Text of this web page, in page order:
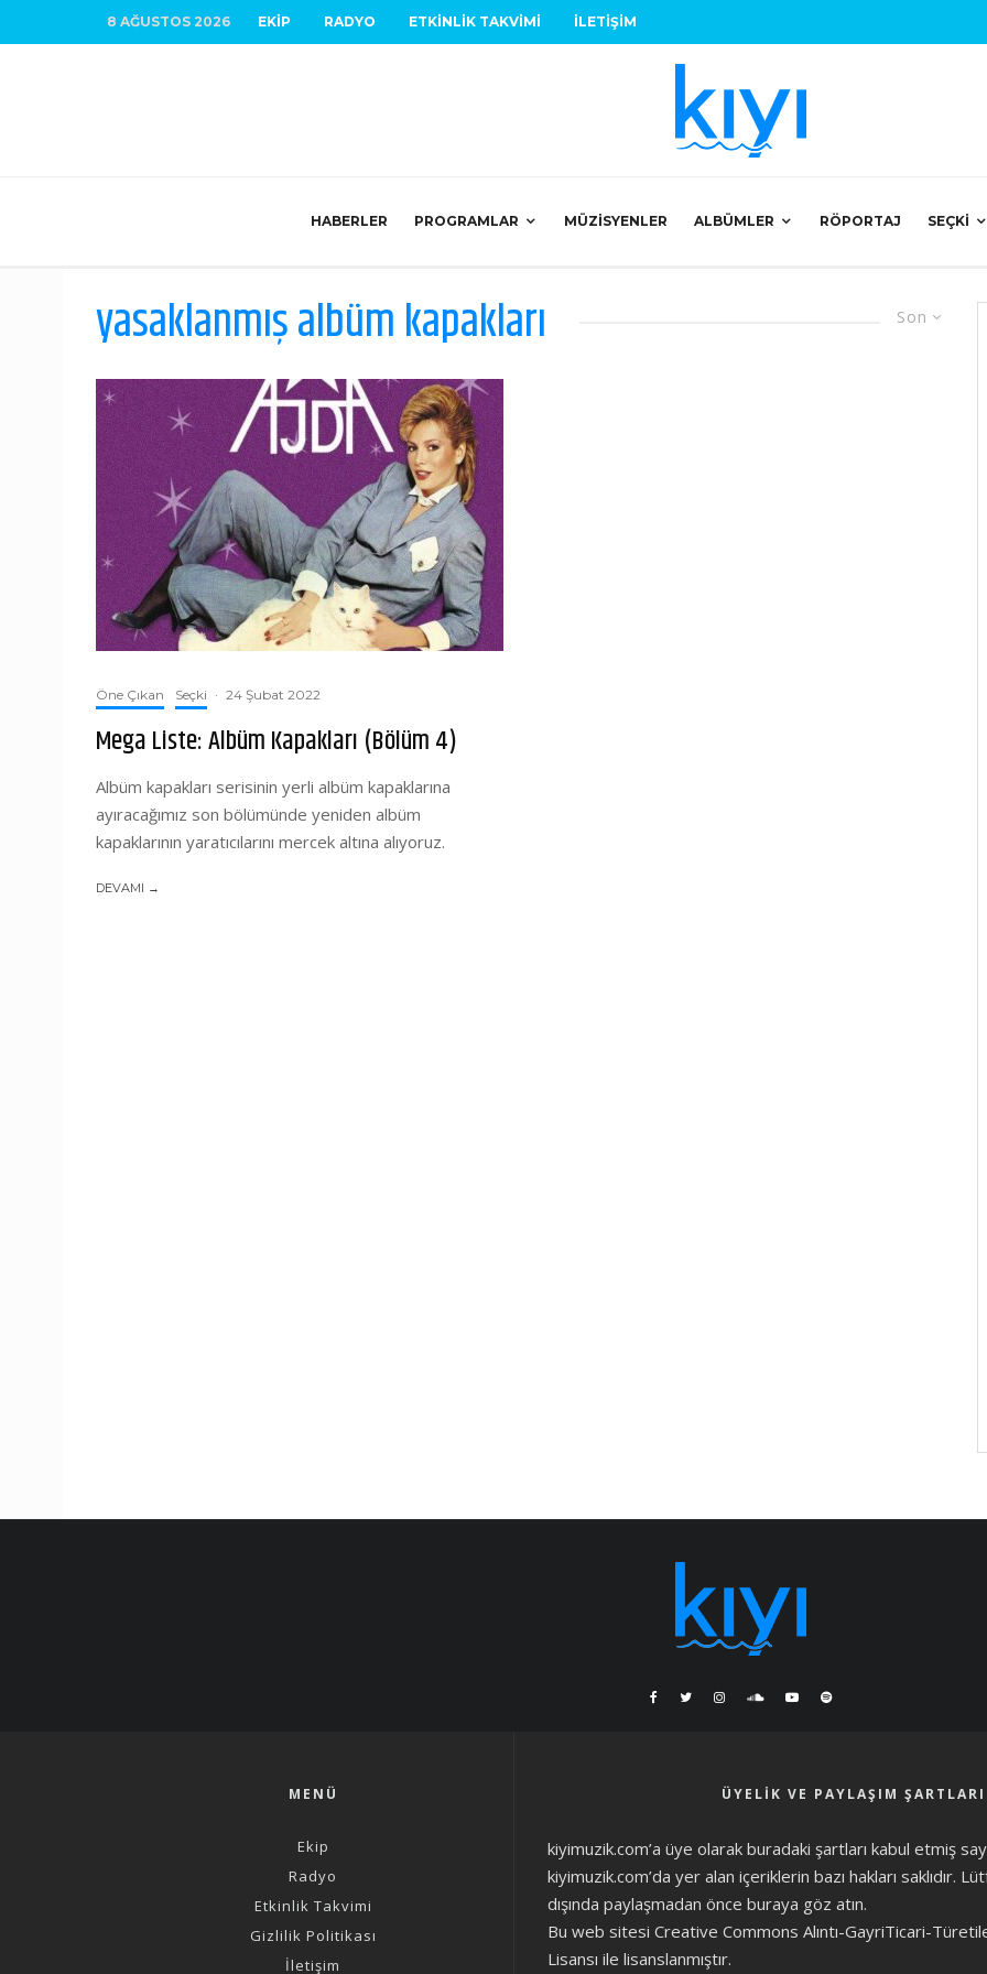
8 AĞUSTOS 2026 EKIP RADYO ETKINLIK TAKVIMI İLETIŞIM
HABERLER PROGRAMLAR MÜZISYENLER ALBÜMLER RÖPORTAJ SEÇKI
Son
yasaklanmış albüm kapakları
Öne Çıkan Seçki · 24 Şubat 2022
Mega Liste: Albüm Kapakları (Bölüm 4)
Albüm kapakları serisinin yerli albüm kapaklarına
ayıracağımız son bölümünde yeniden albüm
kapaklarının yaratıcılarını mercek altına alıyoruz.
DEVAMI →
MENÜ
Ekip
Radyo
Etkinlik Takvimi
Gizlilik Politikası
İletişim
ÜYELIK VE PAYLAŞIM ŞARTLARI
kiyimuzik.com’a üye olarak buradaki şartları kabul etmiş
kiyimuzik.com’da yer alan içeriklerin bazı hakları saklıdır.
dışında paylaşmadan önce buraya göz atın.
Bu web sitesi Creative Commons Alıntı-GayriTicari-
Lisansı ile lisanslanmıştır.